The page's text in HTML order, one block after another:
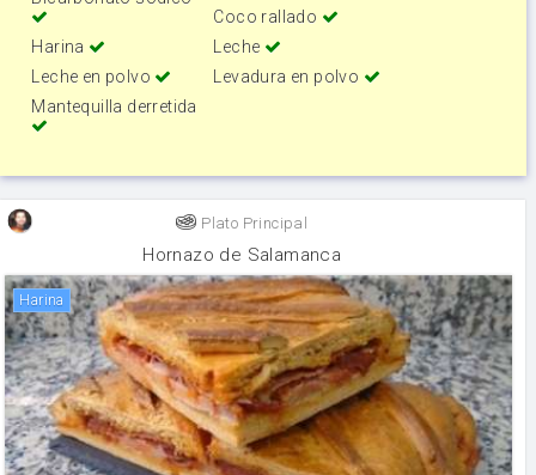
Coco rallado
Harina
Leche
Leche en polvo
Levadura en polvo
Mantequilla derretida
Plato Principal
Hornazo de Salamanca
harina